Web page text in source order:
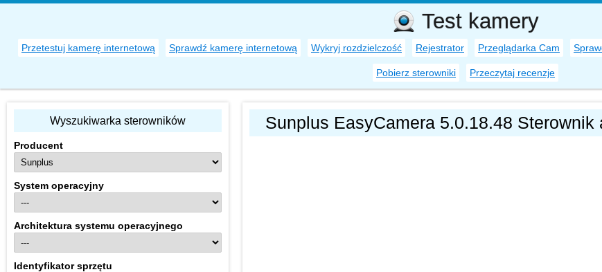
Test kamery
Przetestuj kamerę internetową Sprawdź kamerę internetową Wykryj rozdzielczość Rejestrator Przeglądarka Cam
Pobierz sterowniki Przeczytaj recenzje
Sunplus EasyCamera 5.0.18.48
Wyszukiwarka sterowników
Producent
System operacyjny
Architektura systemu operacyjnego
Identyfikator sprzętu